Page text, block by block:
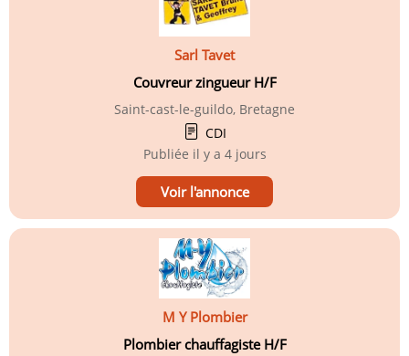
Sarl Tavet
Couvreur zingueur H/F
Saint-cast-le-guildo, Bretagne
CDI
Publiée il y a 4 jours
Voir l'annonce
M Y Plombier
Plombier chauffagiste H/F